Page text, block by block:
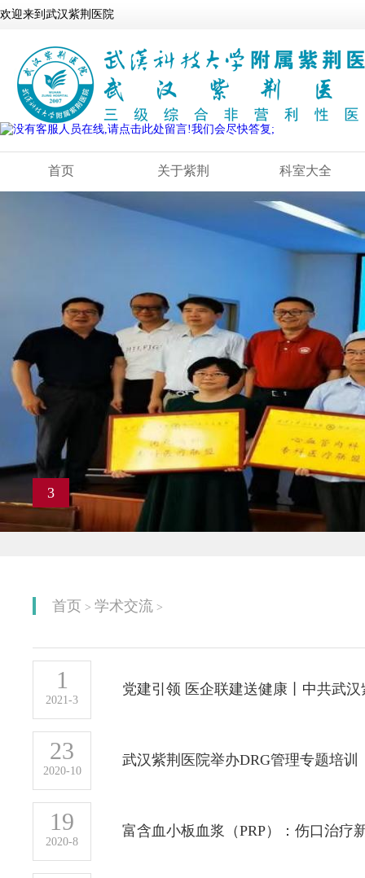
欢迎来到武汉紫荆医院
首页 关于紫荆 科室大全
3
首页 > 学术交流 >
1
2021-3
23
2020-10
武汉紫荆医院举办DRG管理专题培训
19
2020-8
富含血小板血浆（PRP）：伤口治疗